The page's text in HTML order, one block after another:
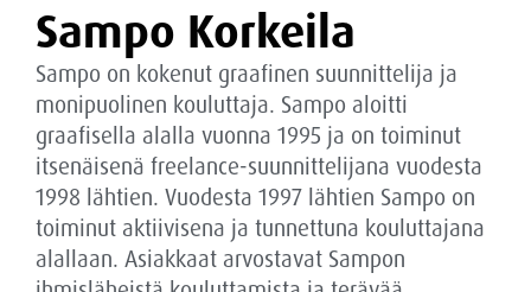
Sampo Korkeila
Sampo on kokenut graafinen suunnittelija ja
monipuolinen kouluttaja. Sampo aloitti
graafisella alalla vuonna 1995 ja on toiminut
itsenäisenä freelance-suunnittelijana vuodesta
1998 lähtien. Vuodesta 1997 lähtien Sampo on
toiminut aktiivisena ja tunnettuna kouluttajana
alallaan. Asiakkaat arvostavat Sampon